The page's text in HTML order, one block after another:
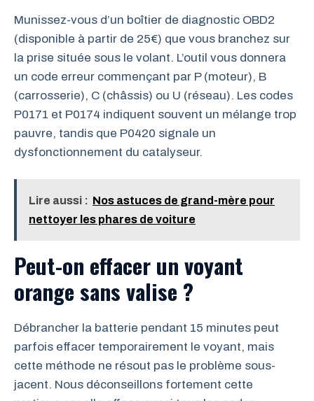
Munissez-vous d’un boîtier de diagnostic OBD2
(disponible à partir de 25€) que vous branchez sur
la prise située sous le volant. L’outil vous donnera
un code erreur commençant par P (moteur), B
(carrosserie), C (châssis) ou U (réseau). Les codes
P0171 et P0174 indiquent souvent un mélange trop
pauvre, tandis que P0420 signale un
dysfonctionnement du catalyseur.
Lire aussi : Nos astuces de grand-mère pour
nettoyer les phares de voiture
Peut-on effacer un voyant
orange sans valise ?
Débrancher la batterie pendant 15 minutes peut
parfois effacer temporairement le voyant, mais
cette méthode ne résout pas le problème sous-
jacent. Nous déconseillons fortement cette